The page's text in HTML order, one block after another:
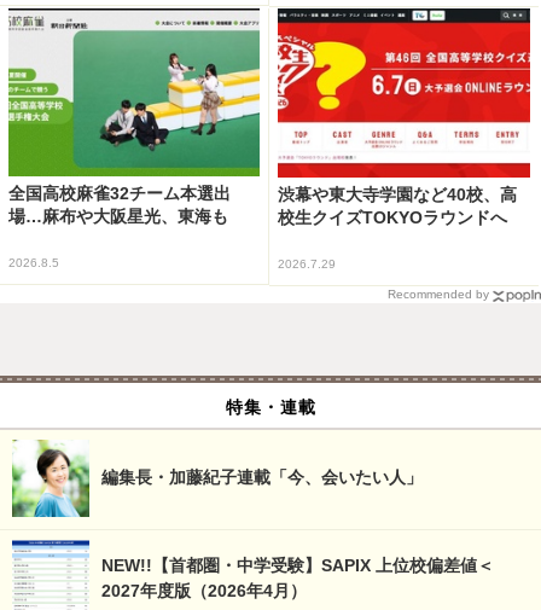
全国高校麻雀32チーム本選出
場…麻布や大阪星光、東海も
2026.8.5
渋幕や東大寺学園など40校、高
校生クイズTOKYOラウンドへ
2026.7.29
Recommended by
特集・連載
編集長・加藤紀子連載「今、会いたい人」
NEW!!【首都圏・中学受験】SAPIX 上位校偏差値＜
2027年度版（2026年4月）